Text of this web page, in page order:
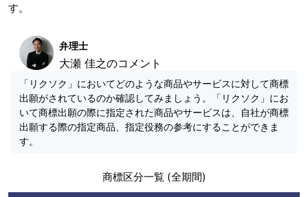
す。
弁理士
大瀬 佳之のコメント
「リクソク」においてどのような商品やサービスに対して商標
出願がされているのか確認してみましょう。「リクソク」にお
いて商標出願の際に指定された商品やサービスは、自社が商標
出願する際の指定商品、指定役務の参考にすることができま
す。
商標区分一覧 (全期間)